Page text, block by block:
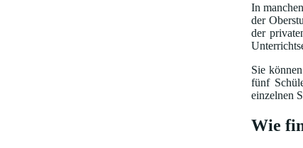
In
der
der
Sie
fünf
einzelnen
Wie